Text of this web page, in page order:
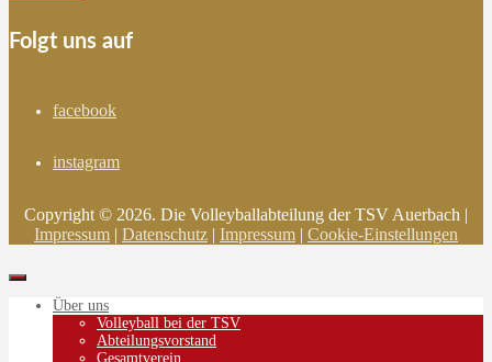
Folgt uns auf
facebook
instagram
Copyright © 2026. Die Volleyballabteilung der TSV Auerbach |
Impressum | Datenschutz | Impressum | Cookie-Einstellungen
Über uns
Volleyball bei der TSV
Abteilungsvorstand
Gesamtverein